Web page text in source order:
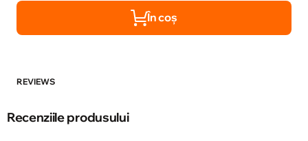
În coș
REVIEWS
Recenziile produsului